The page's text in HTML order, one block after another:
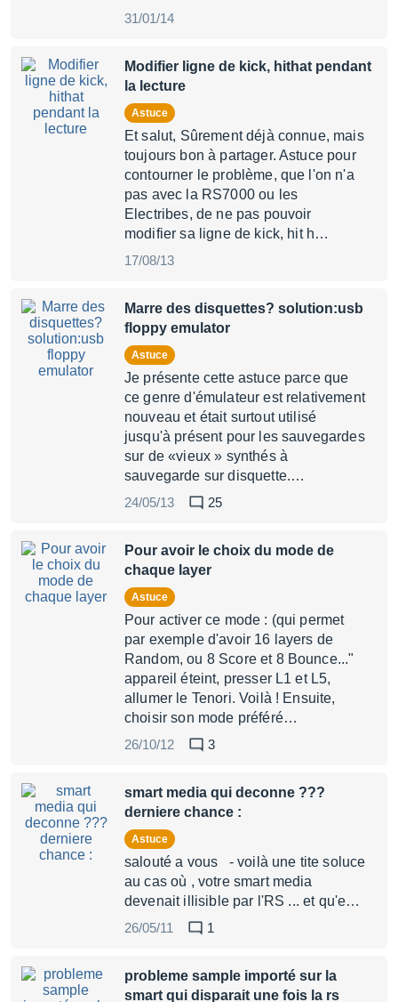
31/01/14
Modifier ligne de kick, hithat pendant
la lecture
Astuce
Et salut, Sûrement déjà connue, mais
toujours bon à partager. Astuce pour
contourner le problème, que l'on n'a
pas avec la RS7000 ou les
Electribes, de ne pas pouvoir
modifier sa ligne de kick, hit h…
17/08/13
Marre des disquettes? solution:usb
floppy emulator
Astuce
Je présente cette astuce parce que
ce genre d'émulateur est relativement
nouveau et était surtout utilisé
jusqu'à présent pour les sauvegardes
sur de «vieux » synthés à
sauvegarde sur disquette.…
24/05/13
25
Pour avoir le choix du mode de
chaque layer
Astuce
Pour activer ce mode : (qui permet
par exemple d'avoir 16 layers de
Random, ou 8 Score et 8 Bounce..."
appareil éteint, presser L1 et L5,
allumer le Tenori. Voilà ! Ensuite,
choisir son mode préféré…
26/10/12
3
smart media qui deconne ???
derniere chance :
Astuce
salouté a vous - voilà une tite soluce
au cas où , votre smart media
devenait illisible par l'RS ... et qu'e…
26/05/11
1
probleme sample importé sur la
smart qui disparait une fois la rs